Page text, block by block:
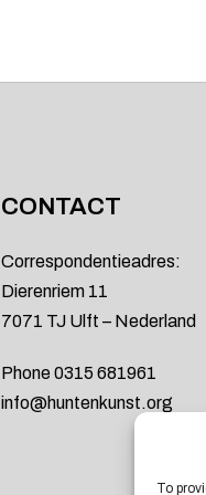
To
CONTACT
Correspondentieadres:
Dierenriem 11
7071 TJ Ulft – Nederland
Phone 0315 681961
info@huntenkunst.org